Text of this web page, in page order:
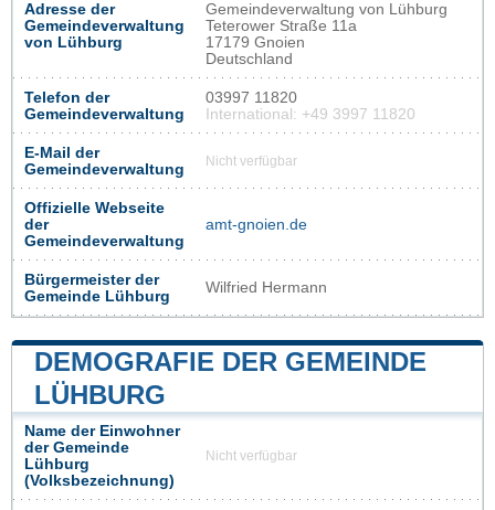
Adresse der
Gemeindeverwaltung
von Lühburg
Gemeindeverwaltung von Lühburg
Teterower Straße 11a
17179 Gnoien
Deutschland
Telefon der
Gemeindeverwaltung
03997 11820
International: +49 3997 11820
E-Mail der
Gemeindeverwaltung
Nicht verfügbar
Offizielle Webseite
der
Gemeindeverwaltung
amt-gnoien.de
Bürgermeister der
Gemeinde Lühburg
Wilfried Hermann
DEMOGRAFIE DER GEMEINDE
LÜHBURG
Name der Einwohner
der Gemeinde
Lühburg
(Volksbezeichnung)
Nicht verfügbar